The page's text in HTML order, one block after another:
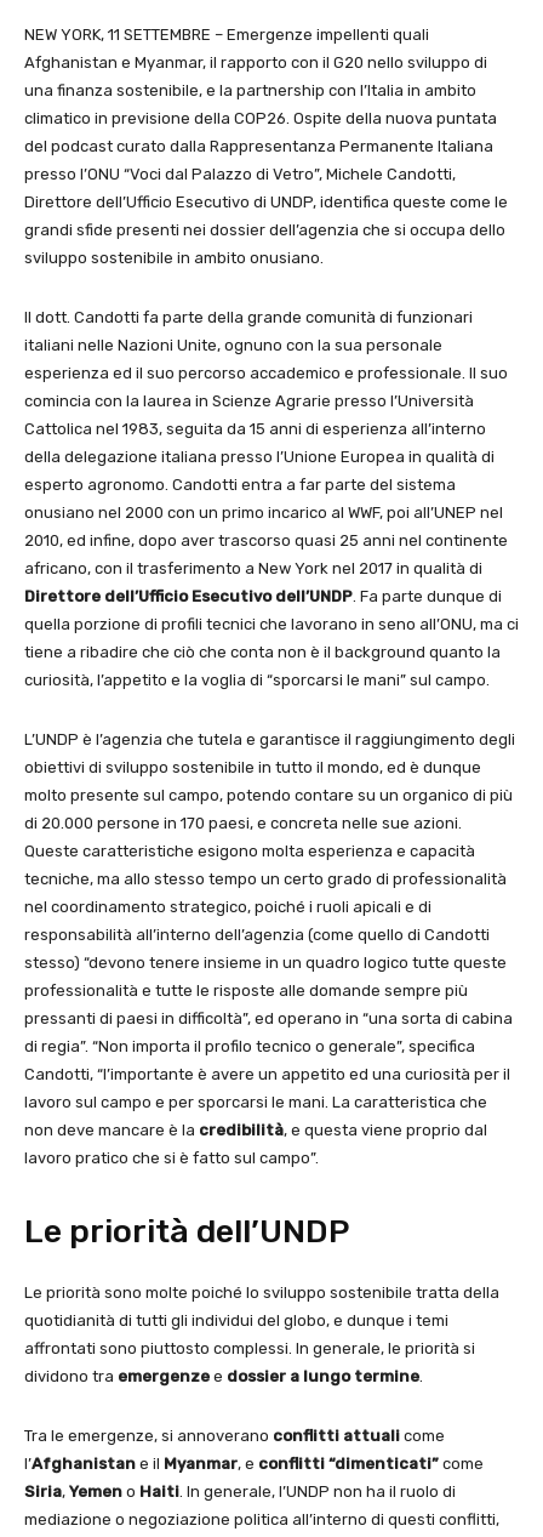
NEW YORK, 11 SETTEMBRE – Emergenze impellenti quali
Afghanistan e Myanmar, il rapporto con il G20 nello sviluppo di
una finanza sostenibile, e la partnership con l’Italia in ambito
climatico in previsione della COP26. Ospite della nuova puntata
del podcast curato dalla Rappresentanza Permanente Italiana
presso l’ONU “Voci dal Palazzo di Vetro”, Michele Candotti,
Direttore dell’Ufficio Esecutivo di UNDP, identifica queste come le
grandi sfide presenti nei dossier dell’agenzia che si occupa dello
sviluppo sostenibile in ambito onusiano.
Il dott. Candotti fa parte della grande comunità di funzionari
italiani nelle Nazioni Unite, ognuno con la sua personale
esperienza ed il suo percorso accademico e professionale. Il suo
comincia con la laurea in Scienze Agrarie presso l’Università
Cattolica nel 1983, seguita da 15 anni di esperienza all’interno
della delegazione italiana presso l’Unione Europea in qualità di
esperto agronomo. Candotti entra a far parte del sistema
onusiano nel 2000 con un primo incarico al WWF, poi all’UNEP nel
2010, ed infine, dopo aver trascorso quasi 25 anni nel continente
africano, con il trasferimento a New York nel 2017 in qualità di
Direttore dell’Ufficio Esecutivo dell’UNDP. Fa parte dunque di
quella porzione di profili tecnici che lavorano in seno all’ONU, ma ci
tiene a ribadire che ciò che conta non è il background quanto la
curiosità, l’appetito e la voglia di “sporcarsi le mani” sul campo.
L’UNDP è l’agenzia che tutela e garantisce il raggiungimento degli
obiettivi di sviluppo sostenibile in tutto il mondo, ed è dunque
molto presente sul campo, potendo contare su un organico di più
di 20.000 persone in 170 paesi, e concreta nelle sue azioni.
Queste caratteristiche esigono molta esperienza e capacità
tecniche, ma allo stesso tempo un certo grado di professionalità
nel coordinamento strategico, poiché i ruoli apicali e di
responsabilità all’interno dell’agenzia (come quello di Candotti
stesso) “devono tenere insieme in un quadro logico tutte queste
professionalità e tutte le risposte alle domande sempre più
pressanti di paesi in difficoltà”, ed operano in “una sorta di cabina
di regia”. “Non importa il profilo tecnico o generale”, specifica
Candotti, “l’importante è avere un appetito ed una curiosità per il
lavoro sul campo e per sporcarsi le mani. La caratteristica che
non deve mancare è la credibilità, e questa viene proprio dal
lavoro pratico che si è fatto sul campo”.
Le priorità dell’UNDP
Le priorità sono molte poiché lo sviluppo sostenibile tratta della
quotidianità di tutti gli individui del globo, e dunque i temi
affrontati sono piuttosto complessi. In generale, le priorità si
dividono tra emergenze e dossier a lungo termine.
Tra le emergenze, si annoverano conflitti attuali come
l’Afghanistan e il Myanmar, e conflitti “dimenticati” come
Siria, Yemen o Haiti. In generale, l’UNDP non ha il ruolo di
mediazione o negoziazione politica all’interno di questi conflitti,